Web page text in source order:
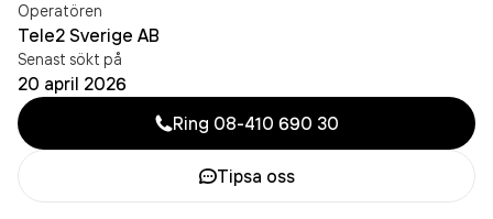
Operatören
Tele2 Sverige AB
Senast sökt på
20 april 2026
Ring 08-410 690 30
Tipsa oss